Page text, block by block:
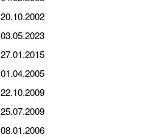
20.10.2002
03.05.2023
27.01.2015
01.04.2005
22.10.2009
25.07.2009
08.01.2006